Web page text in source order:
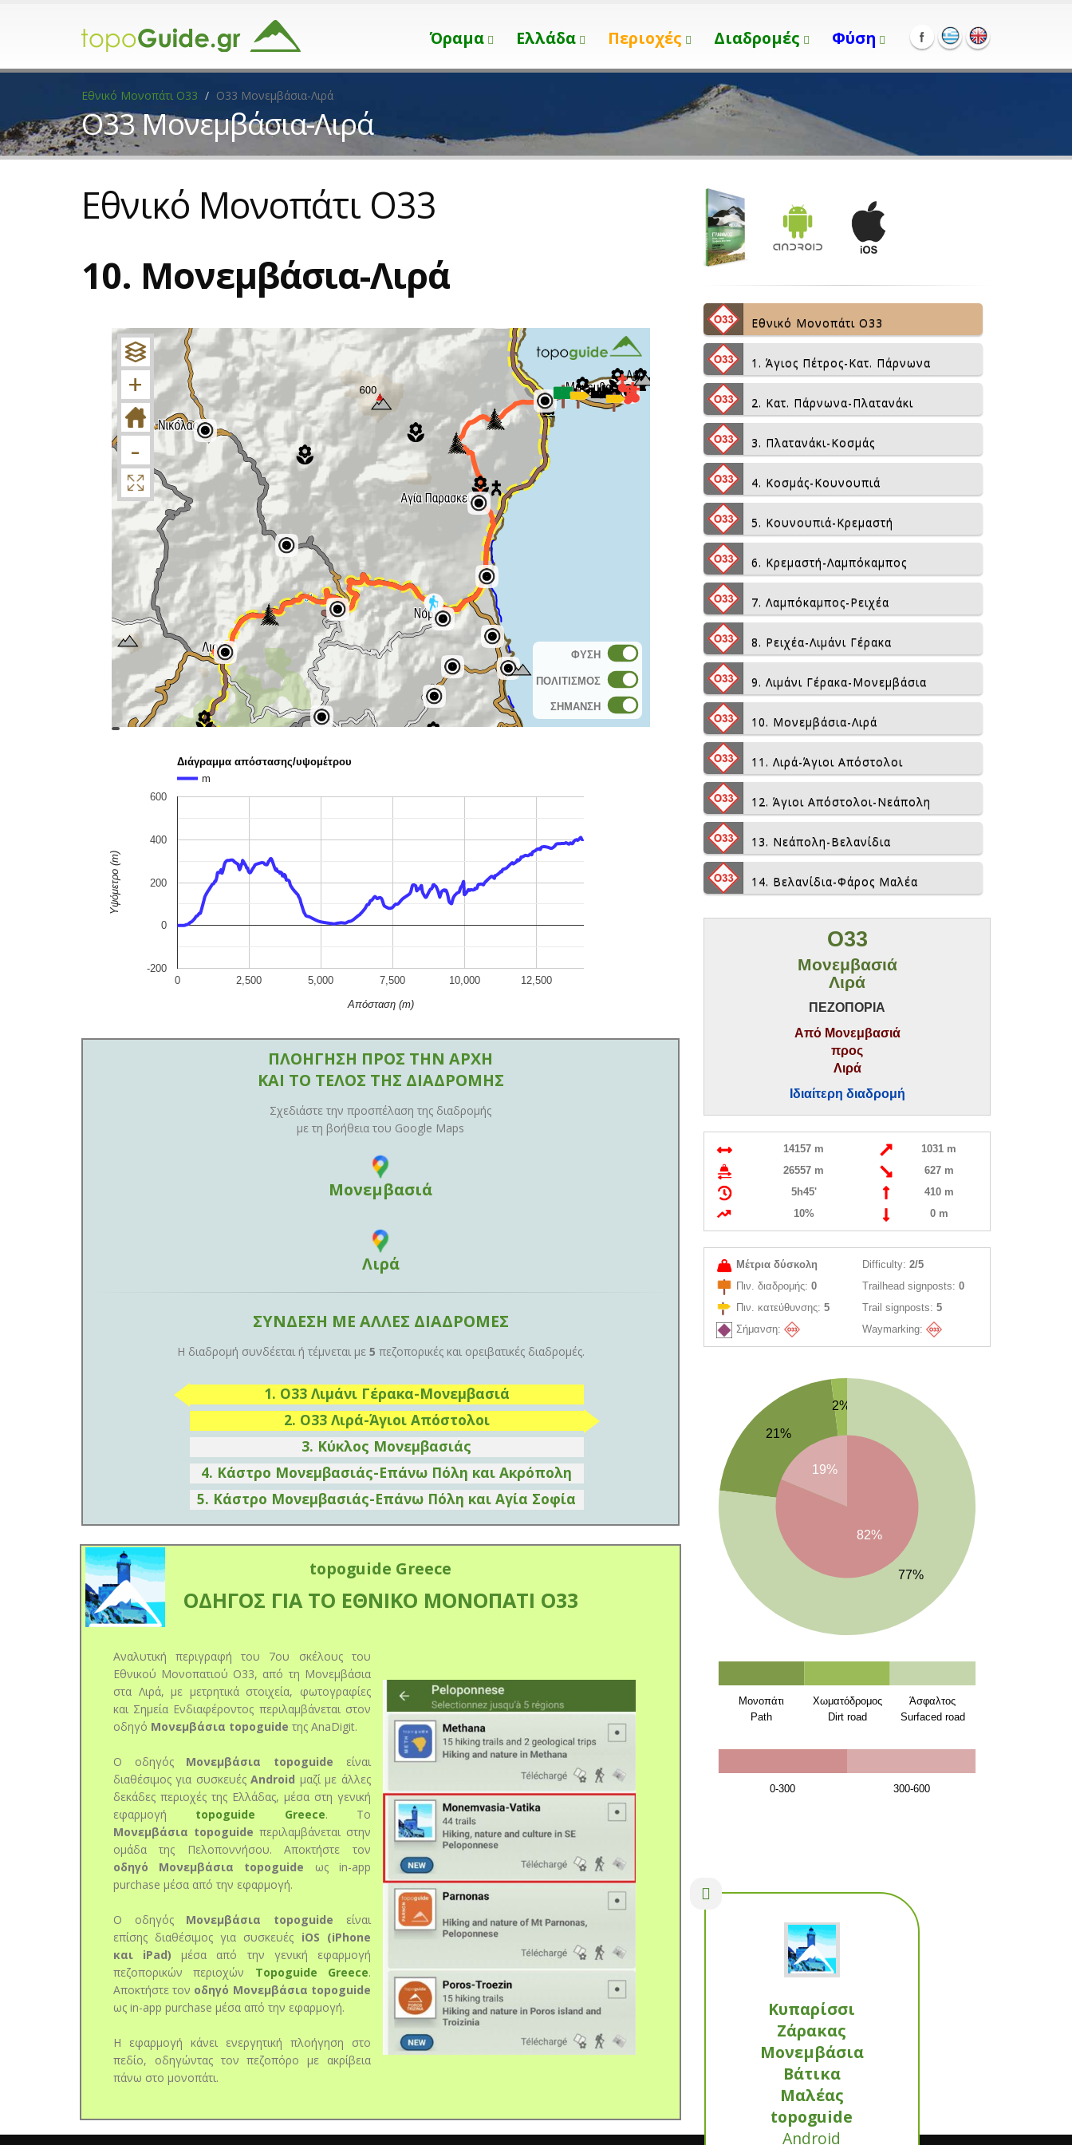
Όραμα Ελλάδα Περιοχές Διαδρομές Φύση
Εθνικό Μονοπάτι Ο33 Ο33 Μονεμβάσια-Λιρά
Ο33 Μονεμβάσια-Λιρά
Εθνικό Μονοπάτι Ο33
10. Μονεμβάσια-Λιρά
+
−
ΦΥΣΗ
ΠΟΛΙΤΙΣΜΟΣ
ΣΗΜΑΝΣΗ
topoguide
Cadastre
OSM
BING
+
-
Διάγραμμα απόστασης/υψομέτρου
m
0 2,500 5,000 7,500 10,000 12,500
-200
0
200
400
600
Απόσταση (m)
Υψόμετρο (m)
ΠΛΟΗΓΗΣΗ ΠΡΟΣ ΤΗΝ ΑΡΧΗ
ΚΑΙ ΤΟ ΤΕΛΟΣ ΤΗΣ ΔΙΑΔΡΟΜΗΣ
Σχεδιάστε την προσπέλαση της διαδρομής
με τη βοήθεια του Google Maps
Μονεμβασιά
Λιρά
ΣΥΝΔΕΣΗ ΜΕ ΑΛΛΕΣ ΔΙΑΔΡΟΜΕΣ
Η διαδρομή συνδέεται ή τέμνεται με 5 πεζοπορικές και ορειβατικές διαδρομές.
1. O33 Λιμάνι Γέρακα-Μονεμβασιά
2. O33 Λιρά-Άγιοι Απόστολοι
3. Κύκλος Μονεμβασιάς
4. Κάστρο Μονεμβασιάς-Επάνω Πόλη και Ακρόπολη
5. Κάστρο Μονεμβασιάς-Επάνω Πόλη και Αγία Σοφία
topoguide Greece
ΟΔΗΓΟΣ ΓΙΑ ΤΟ ΕΘΝΙΚΟ ΜΟΝΟΠΑΤΙ Ο33
Αναλυτική περιγραφή του 7ου σκέλους του
Εθνικού Μονοπατιού Ο33, από τη Μονεμβάσια
στα Λιρά, με μετρητικά στοιχεία, φωτογραφίες
και Σημεία Ενδιαφέροντος περιλαμβάνεται στον
οδηγό Μονεμβάσια topoguide της AnaDigit.
Ο οδηγός Μονεμβάσια topoguide είναι
διαθέσιμος για συσκευέςAndroid μαζί με άλλες
δεκάδες περιοχές της Ελλάδας, μέσα στη γενική
εφαρμογή topoguide Greece. Το
Μονεμβάσια topoguide περιλαμβάνεται στην
ομάδα της Πελοποννήσου. Αποκτήστε τον
οδηγό Μονεμβάσια topoguide ως in-app
purchase μέσα από την εφαρμογή.
Ο οδηγός Μονεμβάσια topoguide είναι
επίσης διαθέσιμος για συσκευές iOS (iPhone
και iPad) μέσα από την γενική εφαρμογή
πεζοπορικών περιοχών Topoguide Greece.
Αποκτήστε τον οδηγό Μονεμβάσια topoguide
ως in-app purchase μέσα από την εφαρμογή.
Η εφαρμογή κάνει ενεργητική πλοήγηση στο
πεδίο, οδηγώντας τον πεζοπόρο με ακρίβεια
πάνω στο μονοπάτι.
Εθνικό Μονοπάτι Ο33
1. Άγιος Πέτρος-Κατ. Πάρνωνα
2. Κατ. Πάρνωνα-Πλατανάκι
3. Πλατανάκι-Κοσμάς
4. Κοσμάς-Κουνουπιά
5. Κουνουπιά-Κρεμαστή
6. Κρεμαστή-Λαμπόκαμπος
7. Λαμπόκαμπος-Ρειχέα
8. Ρειχέα-Λιμάνι Γέρακα
9. Λιμάνι Γέρακα-Μονεμβάσια
10. Μονεμβάσια-Λιρά
11. Λιρά-Άγιοι Απόστολοι
12. Άγιοι Απόστολοι-Νεάπολη
13. Νεάπολη-Βελανίδια
14. Βελανίδια-Φάρος Μαλέα
O33
Μονεμβασιά
Λιρά
ΠΕΖΟΠΟΡΙΑ
Από Μονεμβασιά
προς
Λιρά
Ιδιαίτερη διαδρομή
14157 m
1031 m
26557 m
627 m
5h45'
410 m
10%
0 m
Μέτρια δύσκολη Difficulty:2/5
Πιν. διαδρομής: 0 Trailhead signposts:0
Πιν. κατεύθυνσης: 5 Trail signposts:5
Σήμανση:
Waymarking:
21%
2%
77%
Μονοπάτι Χωματόδρομος
Άσφαλτος
Path
Dirt road Surfaced road
82%
19%
0-300 300-600